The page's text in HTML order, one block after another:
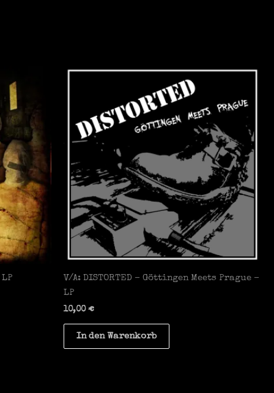
V/A: DISTORTED – Göttingen Meets Prague –
LP
10,00€
In den Warenkorb